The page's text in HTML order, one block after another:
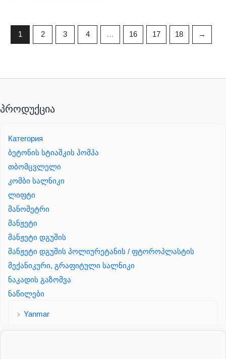
1 2 3 4 … 16 17 18 →
პროდუქცია
Категория
ბეტონის სტიაშკის პომპა
თბომცვლელი
კომბი სალნიკი
ლიფტი
მანომეტრი
მანჟეტი
მანჟეტი დგუშის
მანჟეტი დგუშის პოლიურეტანის / ფტოროპლასტის
მექანიკური, გრაფიტული სალნიკი
ნაკადის გაზომვა
ნაწილები
Yanmar